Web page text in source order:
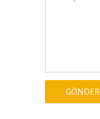
GÖNDER